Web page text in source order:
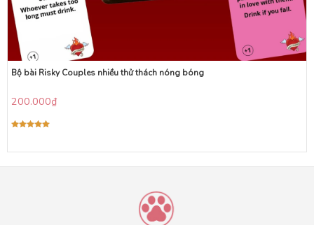
Bộ bài Risky Couples nhiều thử thách nóng bóng
200.000₫
5 sao